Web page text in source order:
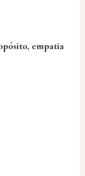
empatia